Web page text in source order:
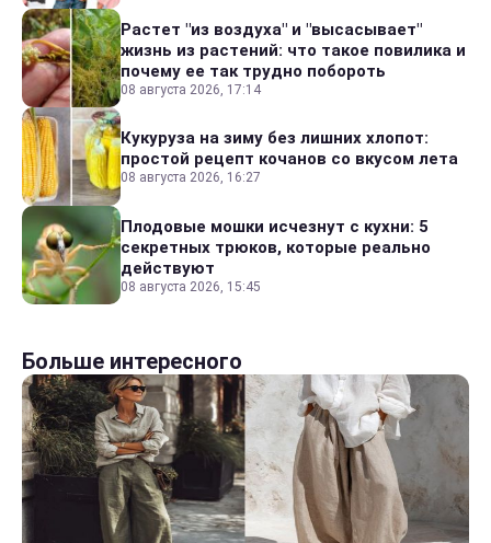
Растет "из воздуха" и "высасывает"
жизнь из растений: что такое повилика и
почему ее так трудно побороть
08 августа 2026, 17:14
Кукуруза на зиму без лишних хлопот:
простой рецепт кочанов со вкусом лета
08 августа 2026, 16:27
Плодовые мошки исчезнут с кухни: 5
секретных трюков, которые реально
действуют
08 августа 2026, 15:45
Больше интересного